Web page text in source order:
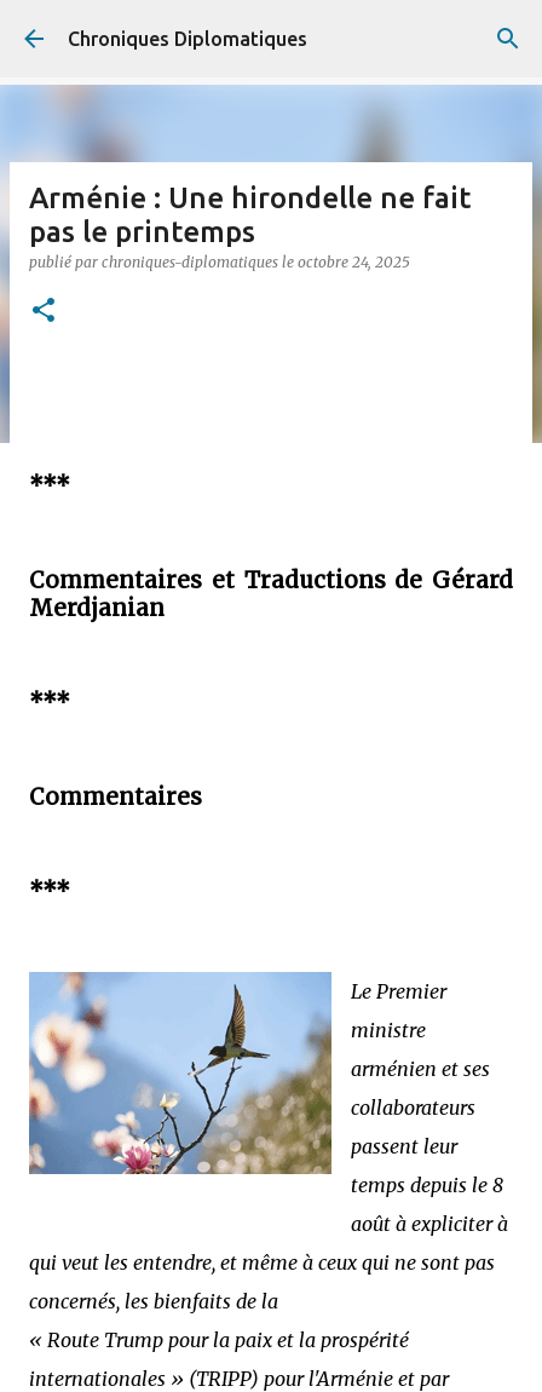
Accéder au contenu principal
Chroniques Diplomatiques
Arménie : Une hirondelle ne fait
pas le printemps
publié par chroniques-diplomatiques le octobre 24, 2025
***
Commentaires et Traductions de Gérard
Merdjanian
***
Commentaires
***
Le Premier
ministre
arménien et ses
collaborateurs
passent leur
temps depuis le 8
août à expliciter à
qui veut les entendre, et même à ceux qui ne sont pas
concernés, les bienfaits de la
« Route Trump pour la paix et la prospérité
internationales » (TRIPP) pour l'Arménie et par